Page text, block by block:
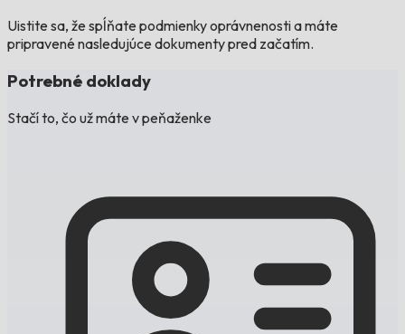
Uistite sa, že spĺňate podmienky oprávnenosti a máte
pripravené nasledujúce dokumenty pred začatím.
Potrebné doklady
Stačí to, čo už máte v peňaženke